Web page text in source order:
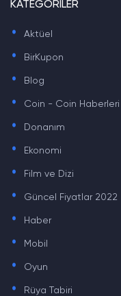
KATEGORİLER
. Aktüel
. BirKupon
. Blog
. Coin - Coin Haberleri
. Donanım
. Ekonomi
. Film ve Dizi
. Güncel Fiyatlar 2022
. Haber
. Mobil
. Oyun
. Rüya Tabiri